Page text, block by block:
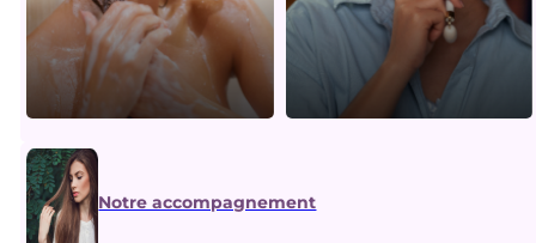
Notre accompagnement